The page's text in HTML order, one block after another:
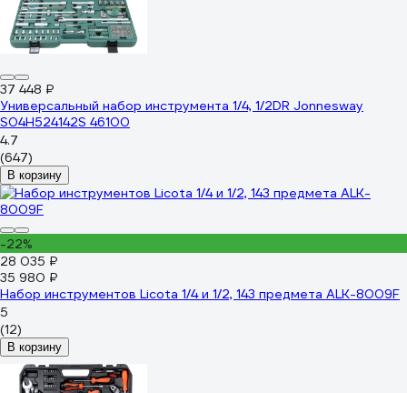
37 448 ₽
Универсальный набор инструмента 1/4, 1/2DR Jonnesway
S04H524142S 46100
4.7
(647)
В корзину
-22%
28 035 ₽
35 980 ₽
Набор инструментов Licota 1/4 и 1/2, 143 предмета ALK-8009F
5
(12)
В корзину